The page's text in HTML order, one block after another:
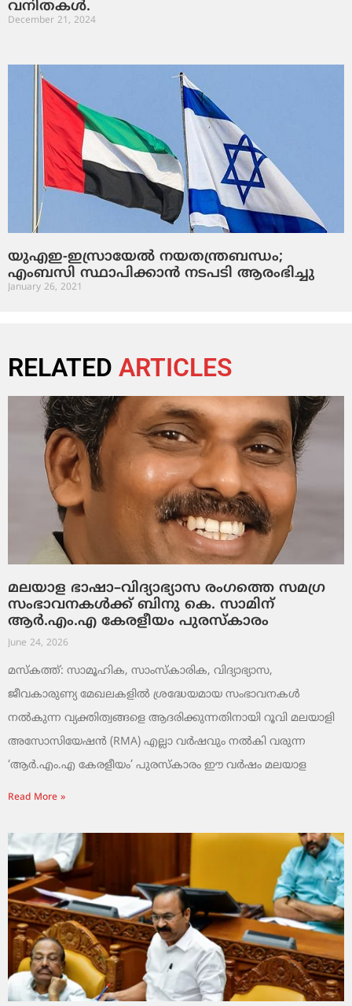
വനിതകൾ.
December 21, 2024
യുഎഇ-ഇസ്രായേല്‍ നയതന്ത്രബന്ധം;
എംബസി സ്ഥാപിക്കാന്‍ നടപടി ആരംഭിച്ചു
January 26, 2021
RELATED ARTICLES
മലയാള ഭാഷാ–വിദ്യാഭ്യാസ രംഗത്തെ സമഗ്ര
സംഭാവനകൾക്ക് ബിനു കെ. സാമിന്
ആർ.എം.എ കേരളീയം പുരസ്‌കാരം
June 24, 2026
മസ്കത്ത്: സാമൂഹിക, സാംസ്‌കാരിക, വിദ്യാഭ്യാസ,
ജീവകാരുണ്യ മേഖലകളിൽ ശ്രദ്ധേയമായ സംഭാവനകൾ
നൽകുന്ന വ്യക്തിത്വങ്ങളെ ആദരിക്കുന്നതിനായി റൂവി മലയാളി
അസോസിയേഷൻ (RMA) എല്ലാ വർഷവും നൽകി വരുന്ന
‘ആർ.എം.എ കേരളീയം’ പുരസ്‌കാരം ഈ വർഷം മലയാള
Read More »